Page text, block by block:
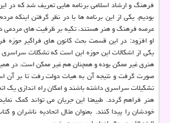
فرهنگ و ارشاد اسلامی برنامه هایی تعریف شد که در
بودیم. یکی از این برنامه ها با در نظر گرفتن اینکه
عرصه فرهنگ و هنر هستند، تکیه بر ظرفیت های مردمی
او افزود: در این قسمت بحث کانون های فراگیر
یکی از اشکالات این حوزه این است که تشکلات
هنری غیر ممکن بوده و همچنان هم غیر ممکن است. در
صورت گرفت و نتیجه آن به هیات دولت رفت تا بر آن
تشکیلات سراسری داشته باشند و امکان راه اندازی یک
هنر فراهم گردد. طبیعتا این جریان می تواند کمک
خودشان را پیدا کنند. بعنوان مثال اتحادیه ناشران و